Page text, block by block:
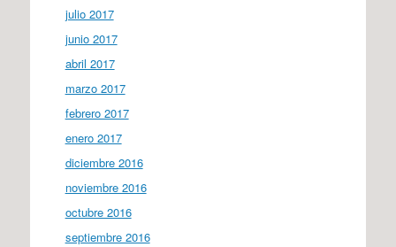
julio 2017
junio 2017
abril 2017
marzo 2017
febrero 2017
enero 2017
diciembre 2016
noviembre 2016
octubre 2016
septiembre 2016